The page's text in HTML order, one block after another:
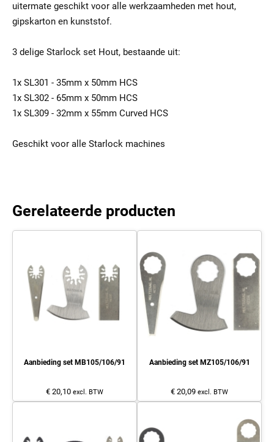
uitermate geschikt voor alle werkzaamheden met hout,
gipskarton en kunststof.
3 delige Starlock set Hout, bestaande uit:
1x SL301 - 35mm x 50mm HCS
1x SL302 - 65mm x 50mm HCS
1x SL309 - 32mm x 55mm Curved HCS
Geschikt voor alle Starlock machines
Gerelateerde producten
Aanbieding set MB105/106/91
€ 20,10 excl. BTW
Aanbieding set MZ105/106/91
€ 20,09 excl. BTW